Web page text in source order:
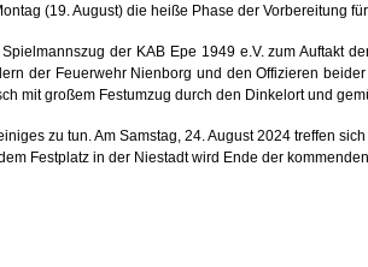
(19. August) die heiße Phase der Vorbereitung
der KAB Epe 1949 e.V. zum Auftakt
der Feuerwehr Nienborg und den Offizieren
mit großem Festumzug durch den Dinkelort und
zu tun. Am Samstag, 24. August 2024 treffen
Festplatz in der Niestadt wird Ende der